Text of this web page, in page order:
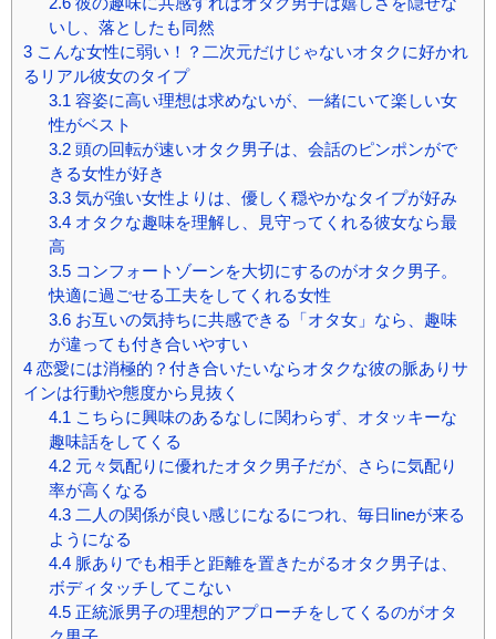
いし、落としたも同然
3 こんな女性に弱い！？二次元だけじゃないオタクに好かれ
るリアル彼女のタイプ
3.1 容姿に高い理想は求めないが、一緒にいて楽しい女
性がベスト
3.2頭の回転が速いオタク男子は、会話のピンポンがで
きる女性が好き
3.3気が強い女性よりは、優しく穏やかなタイプが好み
3.4オタクな趣味を理解し、見守ってくれる彼女なら最
高
3.5コンフォートゾーンを大切にするのがオタク男子。
快適に過ごせる工夫をしてくれる女性
3.6お互いの気持ちに共感できる「オタ女」なら、趣味
が違っても付き合いやすい
4 恋愛には消極的？付き合いたいならオタクな彼の脈ありサ
インは行動や態度から見抜く
4.1 こちらに興味のあるなしに関わらず、オタッキーな
趣味話をしてくる
4.2元々気配りに優れたオタク男子だが、さらに気配り
率が高くなる
4.3二人の関係が良い感じになるにつれ、毎日lineが来る
ようになる
4.4脈ありでも相手と距離を置きたがるオタク男子は、
ボディタッチしてこない
4.5正統派男子の理想的アプローチをしてくるのがオタ